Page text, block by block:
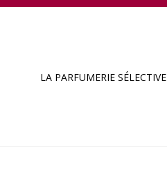
LA PARFUMERIE SÉLECTIVE